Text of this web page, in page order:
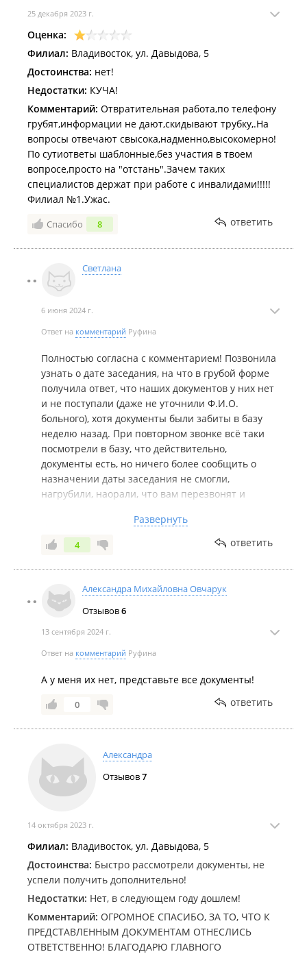
25 декабря 2023 г.
Оценка:
Филиал: Владивосток, ул. Давыдова, 5
Достоинства: нет!
Недостатки: КУЧА!
Комментарий: Отвратительная работа,по телефону
грубят,информации не дают,скидывают трубку,.На
вопросы отвечают свысока,надменно,высокомерно!
По сутиответы шаблонные,без участия в твоем
вопросе,просто на "отстань".Зачем таких
специалистов держат при работе с инвалидами!!!!!
Филиал №1.Ужас.
Спасибо 8 ответить
Светлана
6 июня 2024 г.
Ответ на комментарий Руфина
Полностью согласна с комментарием! Позвонила
узнать о дате заседания, на что в грубой форме
получила ответ, что наших документов у них нет
и не поступали (даже не уточнили Ф.И.О.
больного), хотя документы были забиты в базу
неделю назад. При повторном звонке всё таки
посмотрели в базу, что действительно,
документы есть, но ничего более сообщить о
назначении даты заседания не смогли,
нагрубили, наорали, что вам перезвонят и
трубку. Прошла уже неделя после звонка и
тишина, никто не звонит, как узнать дату
заседания и на какое мсэ передали документы
узнать невозможно, грубят и бросают трубку,
даже не выслушав вопроса.
Развернуть
4 ответить
Александра Михайловна Овчарук
Отзывов6
13 сентября 2024 г.
Ответ на комментарий Руфина
А у меня их нет, представьте все документы!
0 ответить
Александра
Отзывов7
14 октября 2023 г.
Филиал: Владивосток, ул. Давыдова, 5
Достоинства: Быстро рассмотрели документы, не
успели получить дополнительно!
Недостатки: Нет, в следующем году дошлем!
Комментарий: ОГРОМНОЕ СПАСИБО, ЗА ТО, ЧТО К
ПРЕДСТАВЛЕННЫМ ДОКУМЕНТАМ ОТНЕСЛИСЬ
ОТВЕТСТВЕННО! БЛАГОДАРЮ ГЛАВНОГО